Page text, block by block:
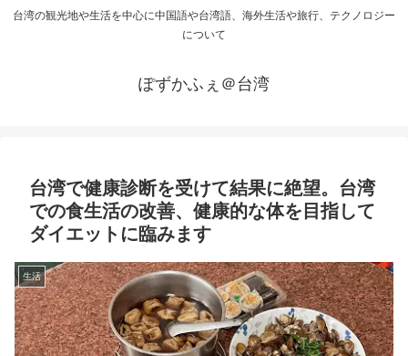
台湾の観光地や生活を中心に中国語や台湾語、海外生活や旅行、テクノロジー
について
ぽずかふぇ＠台湾
台湾で健康診断を受けて結果に絶望。台湾
での食生活の改善、健康的な体を目指して
ダイエットに臨みます
生活